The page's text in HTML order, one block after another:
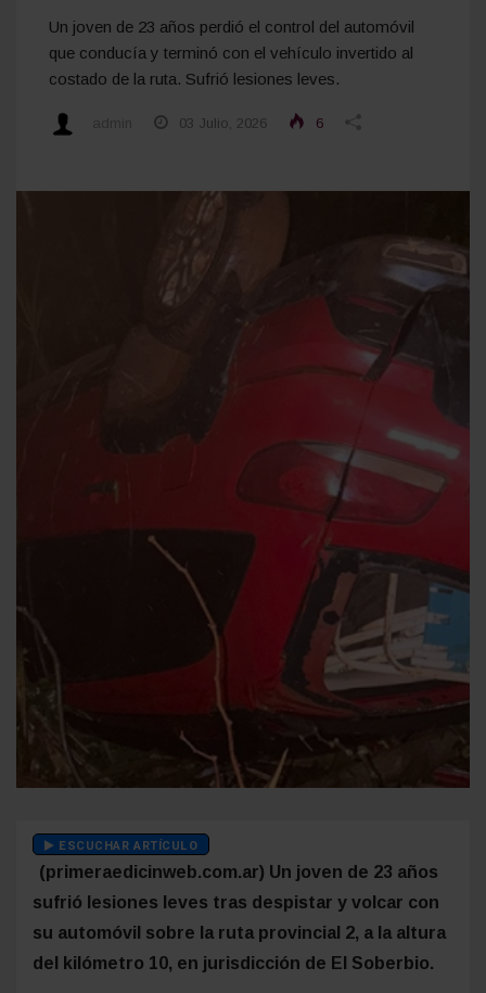
Un joven de 23 años perdió el control del automóvil
que conducía y terminó con el vehículo invertido al
costado de la ruta. Sufrió lesiones leves.
03 Julio, 2026 6
ESCUCHAR ARTÍCULO
(primeraedicinweb.com.ar) Un joven de 23 años
sufrió lesiones leves tras despistar y volcar con
su automóvil sobre la ruta provincial 2, a la altura
del kilómetro 10, en jurisdicción de El Soberbio.